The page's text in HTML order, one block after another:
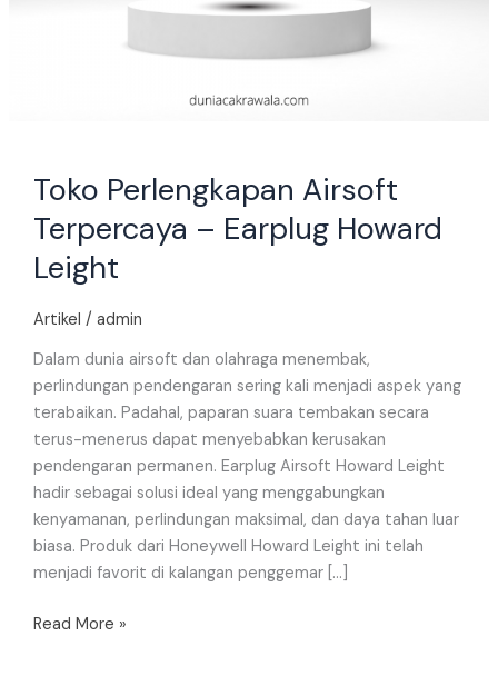
Toko Perlengkapan Airsoft
Terpercaya – Earplug Howard
Leight
Artikel / admin
Dalam dunia airsoft dan olahraga menembak,
perlindungan pendengaran sering kali menjadi aspek yang
terabaikan. Padahal, paparan suara tembakan secara
terus-menerus dapat menyebabkan kerusakan
pendengaran permanen. Earplug Airsoft Howard Leight
hadir sebagai solusi ideal yang menggabungkan
kenyamanan, perlindungan maksimal, dan daya tahan luar
biasa. Produk dari Honeywell Howard Leight ini telah
menjadi favorit di kalangan penggemar […]
Read More »